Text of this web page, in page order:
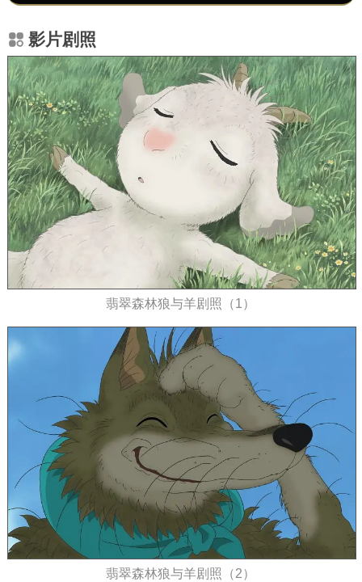
影片剧照
翡翠森林狼与羊剧照（1）
翡翠森林狼与羊剧照（2）